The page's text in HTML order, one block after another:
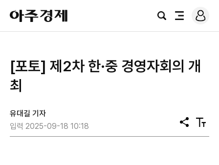
아
주
경
검
전
로
그
[포토] 제2차 한·중 경영자회의 개
최
유대길 기자
입력 2025-09-18 10:18
공
유
텍
스